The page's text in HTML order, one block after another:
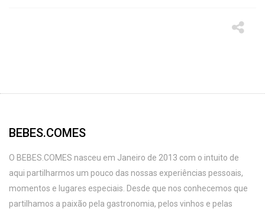
BEBES.COMES
O BEBES.COMES nasceu em Janeiro de 2013 com o intuito de
aqui partilharmos um pouco das nossas experiências pessoais,
momentos e lugares especiais. Desde que nos conhecemos que
partilhamos a paixão pela gastronomia, pelos vinhos e pelas